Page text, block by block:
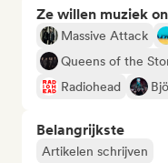
Ze willen muziek
Massive Attack
Queens of the
Radiohead
Belangrijkste
Artikelen schrijven